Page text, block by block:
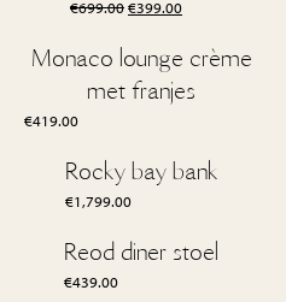
€699.00Oorspronkelijke
was:
€699.00.
€399.00Huidige
is:
Monaco lounge crème
met franjes
€419.00
Rocky bay bank
€1,799.00
Reod diner stoel
€439.00